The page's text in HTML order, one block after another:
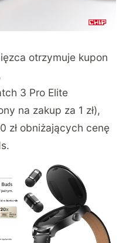
otrzymuje kupon
3 Pro Elite
na zakup za 1 zł),
zł obniżających cenę